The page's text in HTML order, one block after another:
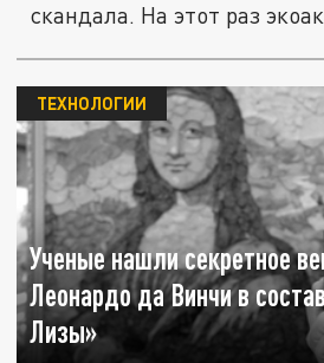
скандала. На этот раз
Ученые нашли секретное
Леонардо да Винчи в
Лизы»
ТЕХНОЛОГИИ